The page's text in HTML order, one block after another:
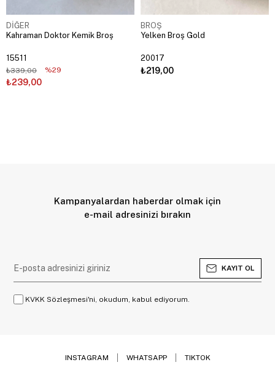
DİĞER
Kahraman Doktor Kemik Broş
15511
₺239,00
₺339,00 %29
BROŞ
Yelken Broş Gold
20017
₺219,00
Kampanyalardan haberdar olmak için
e-mail adresinizi bırakın
KAYIT OL
KVKK Sözleşmesi'ni, okudum, kabul ediyorum.
INSTAGRAM WHATSAPP TIKTOK